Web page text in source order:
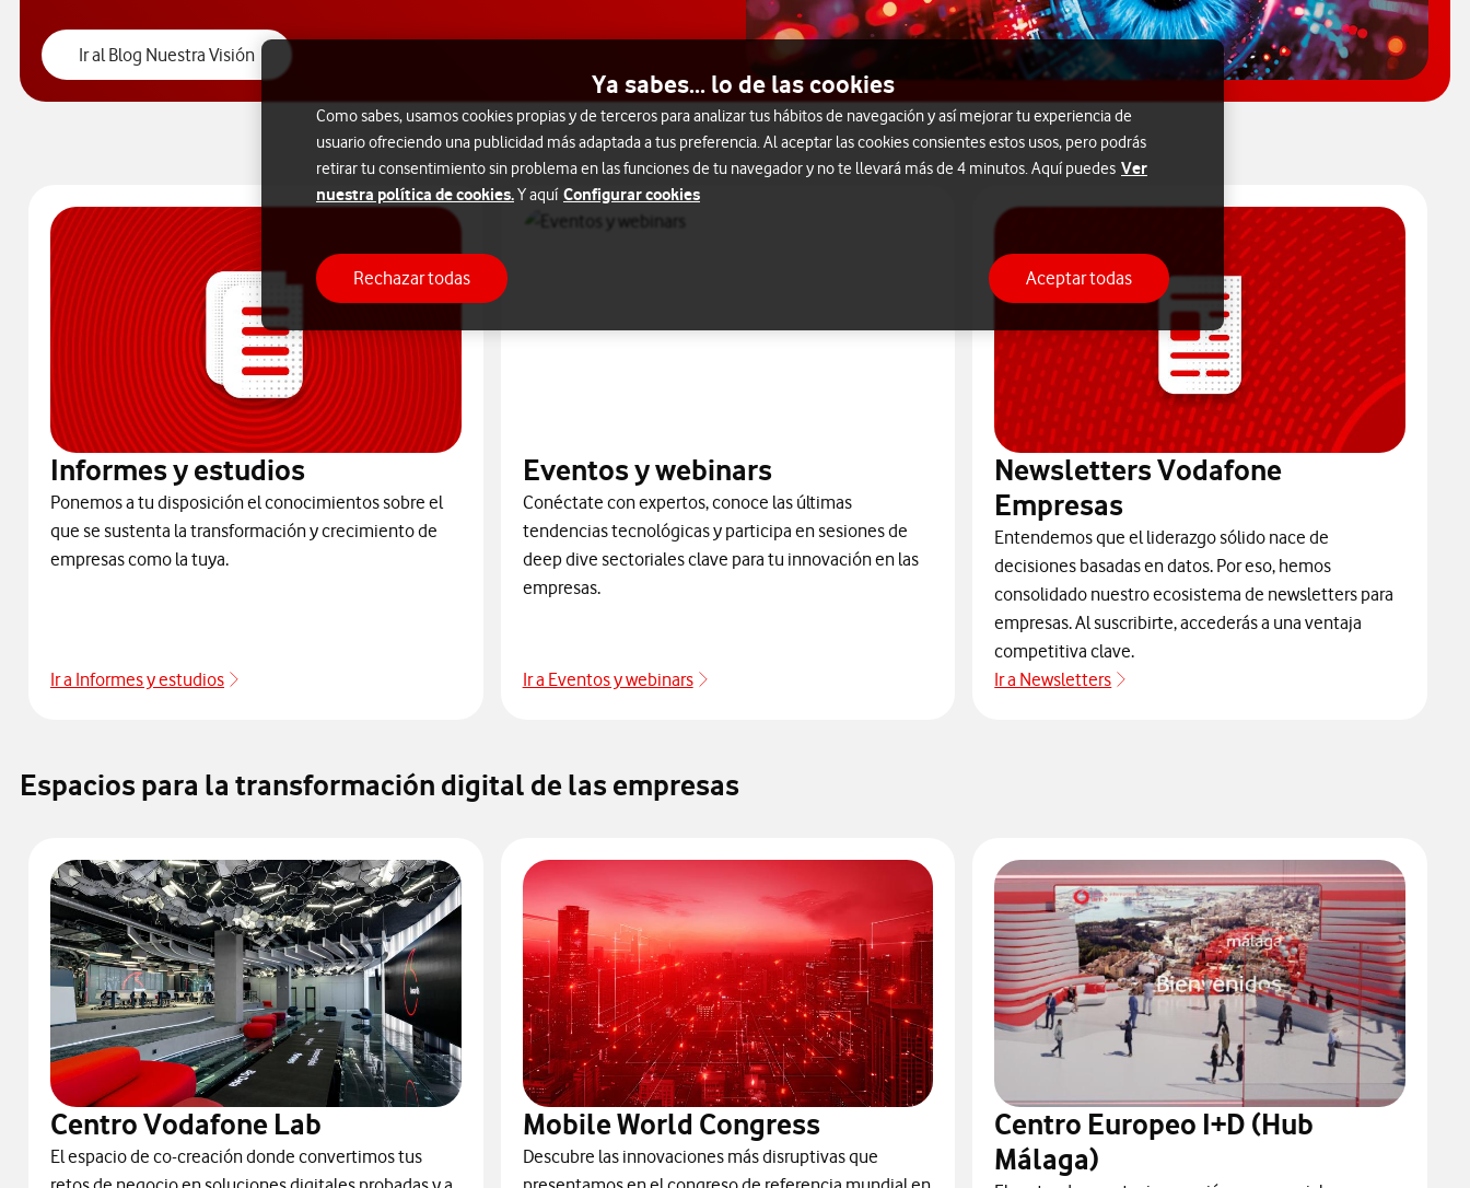
Ir al Blog Nuestra Visión
Informes y estudios
Ponemos a tu disposición el conocimientos sobre el
que se sustenta la transformación y crecimiento de
empresas como la tuya.
Ir a Informes y estudios
Eventos y webinars
Conéctate con expertos, conoce las últimas
tendencias tecnológicas y participa en sesiones de
deep dive sectoriales clave para tu innovación en las
empresas.
Ir a Eventos y webinars
Newsletters Vodafone
Empresas
Entendemos que el liderazgo sólido nace de
decisiones basadas en datos. Por eso, hemos
consolidado nuestro ecosistema de newsletters para
empresas. Al suscribirte, accederás a una ventaja
competitiva clave.
Ir a Newsletters
Espacios para la transformación digital de las empresas
Centro Vodafone Lab
El espacio de co-creación donde convertimos tus
Mobile World Congress
Descubre las innovaciones más disruptivas que
Centro Europeo I+D (Hub
Málaga)
Ya sabes... lo de las cookies
Como sabes, usamos cookies propias y de terceros para analizar tus hábitos de navegación y así mejorar tu experiencia de
usuario ofreciendo una publicidad más adaptada a tus preferencia. Al aceptar las cookies consientes estos usos, pero podrás
retirar tu consentimiento sin problema en las funciones de tu navegador y no te llevará más de 4 minutos. Aquí puedes Ver
nuestra política de cookies.Y aquí Configurar cookies
Rechazar todas Aceptar todas